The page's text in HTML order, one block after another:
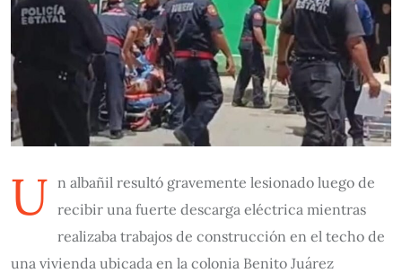
U n albañil resultó gravemente lesionado luego de
recibir una fuerte descarga eléctrica mientras
realizaba trabajos de construcción en el techo de
una vivienda ubicada en la colonia Benito Juárez